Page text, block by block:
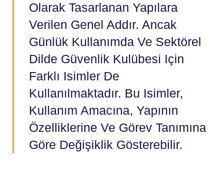
Olarak Tasarlanan Yapılara
Verilen Genel Addır. Ancak
Günlük Kullanımda Ve Sektörel
Dilde Güvenlik Kulübesi Için
Farklı Isimler De
Kullanılmaktadır. Bu Isimler,
Kullanım Amacına, Yapının
Özelliklerine Ve Görev Tanımına
Göre Değişiklik Gösterebilir.